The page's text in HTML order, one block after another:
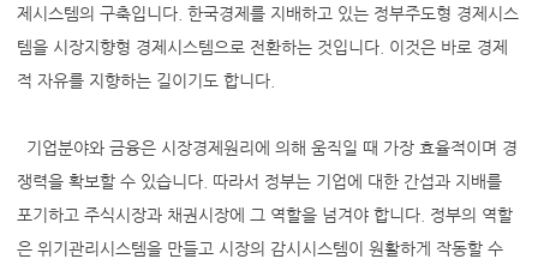
제시스템의 구축입니다. 한국경제를 지배하고 있는 정부주도형 경제시스
템을 시장지향형 경제시스템으로 전환하는 것입니다. 이것은 바로 경제
적 자유를 지향하는 길이기도 합니다.
기업분야와 금융은 시장경제원리에 의해 움직일 때 가장 효율적이며 경
쟁력을 확보할 수 있습니다. 따라서 정부는 기업에 대한 간섭과 지배를
포기하고 주식시장과 채권시장에 그 역할을 넘겨야 합니다. 정부의 역할
은 위기관리시스템을 만들고 시장의 감시시스템이 원활하게 작동할 수